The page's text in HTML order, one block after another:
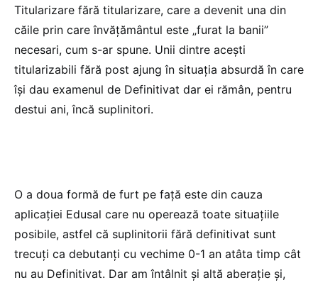
Titularizare fără titularizare, care a devenit una din
căile prin care învățământul este „furat la banii”
necesari, cum s-ar spune. Unii dintre acești
titularizabili fără post ajung în situația absurdă în care
își dau examenul de Definitivat dar ei rămân, pentru
destui ani, încă suplinitori.
O a doua formă de furt pe față este din cauza
aplicației Edusal care nu operează toate situațiile
posibile, astfel că suplinitorii fără definitivat sunt
trecuți ca debutanți cu vechime 0-1 an atâta timp cât
nu au Definitivat. Dar am întâlnit și altă aberație și,